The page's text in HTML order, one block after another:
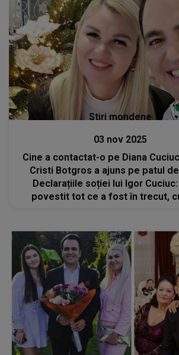
Stiri mondene
03 nov 2025
Cine a contactat-o pe Diana
Cristi Botgros a ajuns pe patul
Declarațiile soției lui Igor Cuciuc:
povestit tot ce a fost în trecut,